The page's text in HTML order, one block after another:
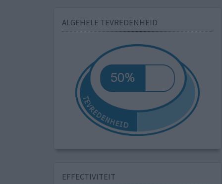
ALGEHELE TEVREDENHEID
EFFECTIVITEIT